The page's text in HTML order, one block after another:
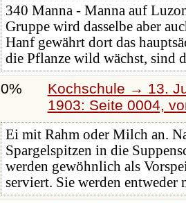
340 Manna - Manna auf
Gruppe wird dasselbe aber
Hanf gewährt dort das
die Pflanze wild wächst, sind
0%
Kochschule → 13.
1903: Seite 0004,
Ei mit Rahm oder Milch an.
Spargelspitzen in die
werden gewöhnlich als
serviert. Sie werden entweder